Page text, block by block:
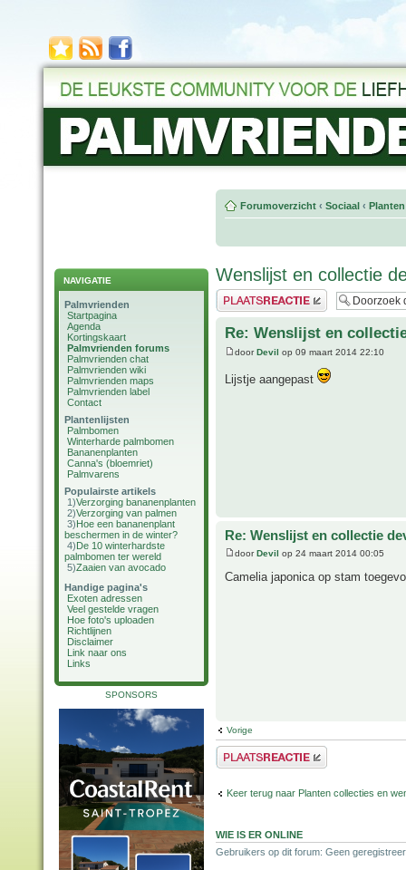
NAVIGATIE
Palmvrienden
Startpagina
Agenda
Kortingskaart
Palmvrienden forums
Palmvrienden chat
Palmvrienden wiki
Palmvrienden maps
Palmvrienden label
Contact
Plantenlijsten
Palmbomen
Winterharde palmbomen
Bananenplanten
Canna's (bloemriet)
Palmvarens
Populairste artikels
1)Verzorging bananenplanten
2)Verzorging van palmen
3)Hoe een bananenplant
beschermen in de winter?
4)De 10 winterhardste
palmbomen ter wereld
5)Zaaien van avocado
Handige pagina's
Exoten adressen
Veel gestelde vragen
Hoe foto's uploaden
Richtlijnen
Disclaimer
Link naar ons
Links
SPONSORS
Forumoverzicht ‹ Sociaal ‹
Wenslijst en collectie
Plaats een reactie
Re: Wenslijst en
doorDevil op 09 maart 2014 22:10
Lijstje aangepast
Re: Wenslijst en collectie
doorDevil op 24 maart 2014 00:05
Camelia japonica op stam
Vorige
Plaats een reactie
Keer terug naar Planten collecties en
WIE IS ER ONLINE
Gebruikers op dit forum: Geen